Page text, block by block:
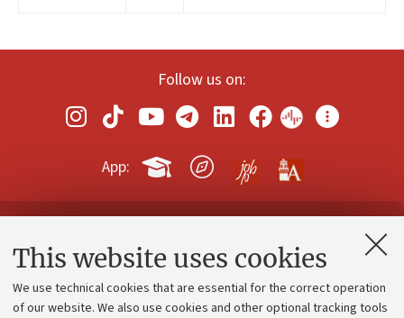
This website uses cookies
We use technical cookies that are essential for the correct operation
of our website. We also use cookies and other optional tracking tools
Follow us on:
App:
Contacts and certified e-mail (PEC)
Administrative divisions
Work with us